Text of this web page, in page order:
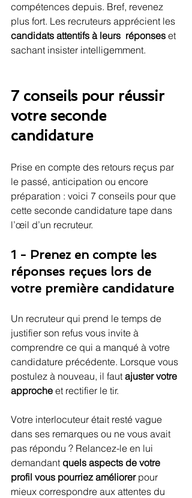
compétences depuis. Bref, revenez
plus fort. Les recruteurs apprécient les
candidats attentifs à leurs  réponses et
sachant insister intelligemment.
7 conseils pour réussir
votre seconde
candidature
Prise en compte des retours reçus par
le passé, anticipation ou encore
préparation : voici 7 conseils pour que
cette seconde candidature tape dans
l’œil d’un recruteur.
1 - Prenez en compte les
réponses reçues lors de
votre première candidature
Un recruteur qui prend le temps de
justifier son refus vous invite à
comprendre ce qui a manqué à votre
candidature précédente. Lorsque vous
postulez à nouveau, il faut ajuster votre
approche et rectifier le tir.
Votre interlocuteur était resté vague
dans ses remarques ou ne vous avait
pas répondu ? Relancez-le en lui
demandant quels aspects de votre
profil vous pourriez améliorer pour
mieux correspondre aux attentes du